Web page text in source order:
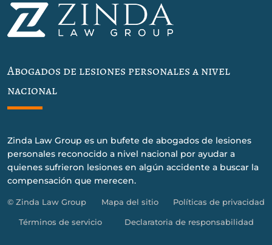
Abogados de lesiones personales a nivel
nacional
Zinda Law Group es un bufete de abogados de lesiones
personales reconocido a nivel nacional por ayudar a
quienes sufrieron lesiones en algún accidente a buscar la
compensación que merecen.
© Zinda Law Group Mapa del sitio Políticas de privacidad
Términos de servicio Declaratoria de responsabilidad